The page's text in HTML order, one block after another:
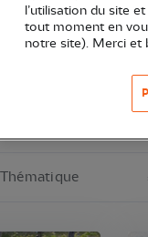
la possibilité de filtrer
l’utilisation du site
tout moment en
notre site). Merci et